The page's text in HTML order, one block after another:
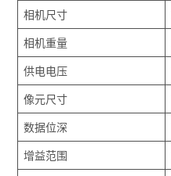
相机尺寸
相机重量
供电电压
像元尺寸
数据位深
增益范围